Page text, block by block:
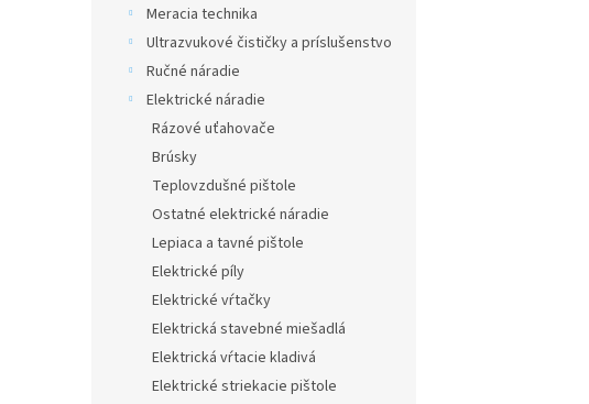
Meracia technika
Ultrazvukové čističky a príslušenstvo
Ručné náradie
Elektrické náradie
Rázové uťahovače
Brúsky
Teplovzdušné pištole
Ostatné elektrické náradie
Lepiaca a tavné pištole
Elektrické píly
Elektrické vŕtačky
Elektrická stavebné miešadlá
Elektrická vŕtacie kladivá
Elektrické striekacie pištole